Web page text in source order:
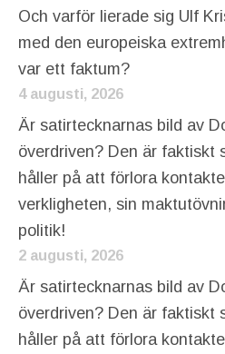
Och varför lierade sig Ulf
med den europeiska
var ett faktum?
4 augusti, 2026
Är satirtecknarnas bild av
överdriven? Den är faktiskt
håller på att förlora
verkligheten, sin
politik!
2 augusti, 2026
Är satirtecknarnas bild av
överdriven? Den är faktiskt
håller på att förlora